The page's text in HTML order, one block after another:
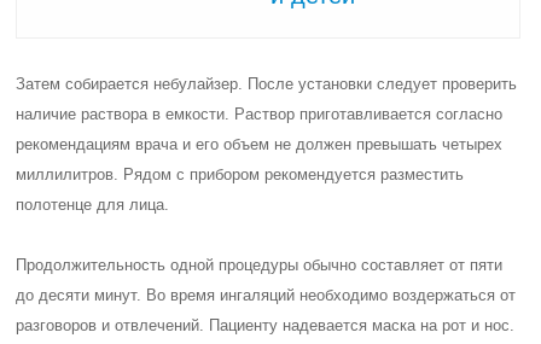
Затем собирается небулайзер. После установки следует проверить
наличие раствора в емкости. Раствор приготавливается согласно
рекомендациям врача и его объем не должен превышать четырех
миллилитров. Рядом с прибором рекомендуется разместить
полотенце для лица.
Продолжительность одной процедуры обычно составляет от пяти
до десяти минут. Во время ингаляций необходимо воздержаться от
разговоров и отвлечений. Пациенту надевается маска на рот и нос.